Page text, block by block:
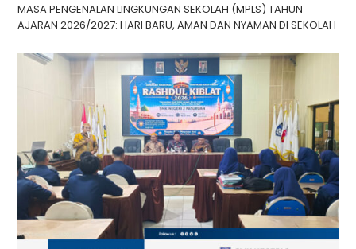
MASA PENGENALAN LINGKUNGAN SEKOLAH (MPLS) TAHUN
AJARAN 2026/2027: HARI BARU, AMAN DAN NYAMAN DI SEKOLAH